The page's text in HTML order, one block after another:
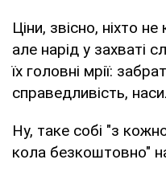
Ціни, звісно, ніхто
але нарід у захваті
їх головні мрії:
справедливість,
Ну, таке собі "з
кола безкоштовно"